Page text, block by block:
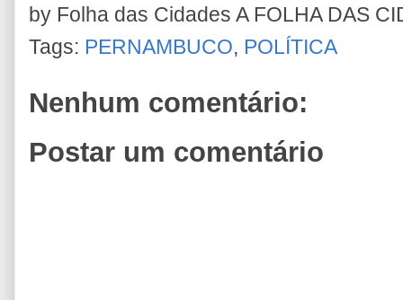
by Folha das Cidades A FOLHA DAS
Tags: PERNAMBUCO, POLÍTICA
Nenhum comentário:
Postar um comentário